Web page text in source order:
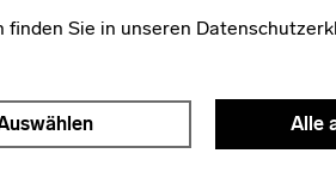
Sie in unseren
Alle